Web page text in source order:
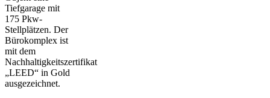
Tiefgarage mit
175 Pkw-
Stellplätzen. Der
Bürokomplex ist
mit dem
Nachhaltigkeitszertifikat
„LEED“ in Gold
ausgezeichnet.